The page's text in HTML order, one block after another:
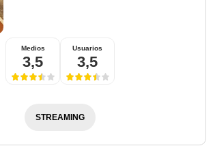
Medios
3,5
Usuarios
3,5
STREAMING